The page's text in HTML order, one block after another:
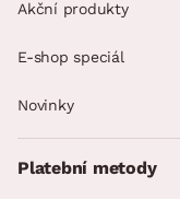
Akční produkty
E-shop speciál
Novinky
Platební metody